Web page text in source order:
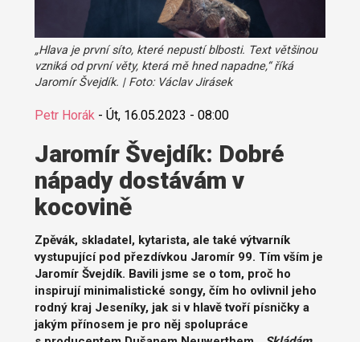
„Hlava je první síto, které nepustí blbosti. Text většinou
vzniká od první věty, která mě hned napadne,“ říká
Jaromír Švejdík. | Foto: Václav Jirásek
Petr Horák- Út, 16.05.2023 - 08:00
Jaromír Švejdík: Dobré
nápady dostávám v
kocovině
Zpěvák, skladatel, kytarista, ale také výtvarník
vystupující pod přezdívkou Jaromír 99. Tím vším je
Jaromír Švejdík. Bavili jsme se o tom, proč ho
inspirují minimalistické songy, čím ho ovlivnil jeho
rodný kraj Jeseníky, jak si v hlavě tvoří písničky a
jakým přínosem je pro něj spolupráce